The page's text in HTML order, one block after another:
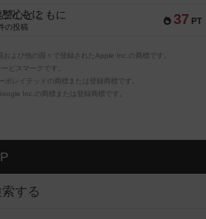
37 PT
心とともに
の投稿
よび他の国々で登録されたApple Inc.の商標です。
ビスマークです。
レイテッドの商標または登録商標です。
Inc.の商標または登録商標です。
する